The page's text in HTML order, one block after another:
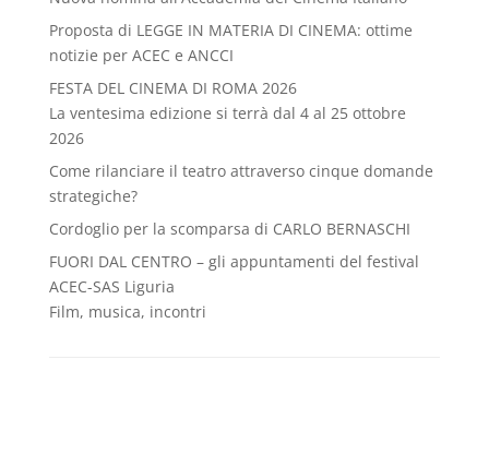
Proposta di LEGGE IN MATERIA DI CINEMA: ottime
notizie per ACEC e ANCCI
FESTA DEL CINEMA DI ROMA 2026
La ventesima edizione si terrà dal 4 al 25 ottobre
2026
Come rilanciare il teatro attraverso cinque domande
strategiche?
Cordoglio per la scomparsa di CARLO BERNASCHI
FUORI DAL CENTRO – gli appuntamenti del festival
ACEC-SAS Liguria
Film, musica, incontri